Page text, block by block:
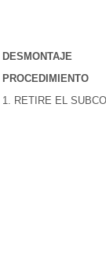
DESMONTAJE
PROCEDIMIENTO
1. RETIRE EL